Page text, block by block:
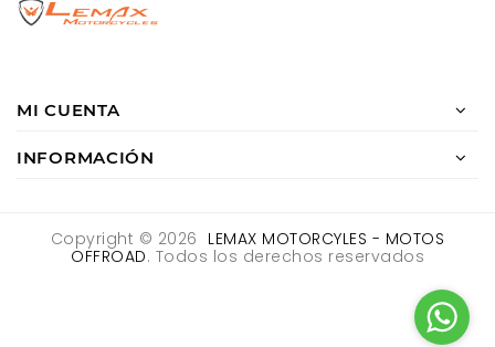
MI CUENTA
INFORMACIÓN
Copyright © 2026 LEMAX MOTORCYLES - MOTOS
OFFROAD. Todos los derechos reservados